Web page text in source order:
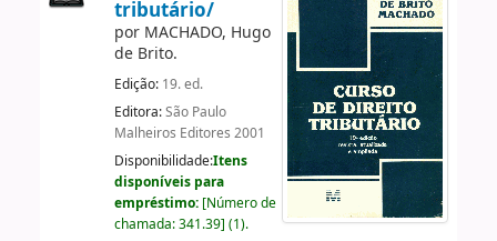
tributário/
por MACHADO, Hugo
de Brito.
Edição: 19. ed.
Editora:São Paulo
Malheiros Editores 2001
Disponibilidade:Itens
disponíveis para
empréstimo: [Número de
chamada:341.39] (1).